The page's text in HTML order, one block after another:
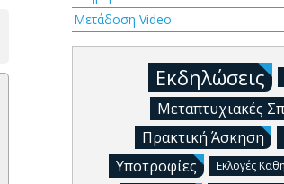
Μετάδοση Video
Εκδηλώσεις
Μεταπτυχιακές
Πρακτική Άσκηση
Υποτροφίες
Εκλογές